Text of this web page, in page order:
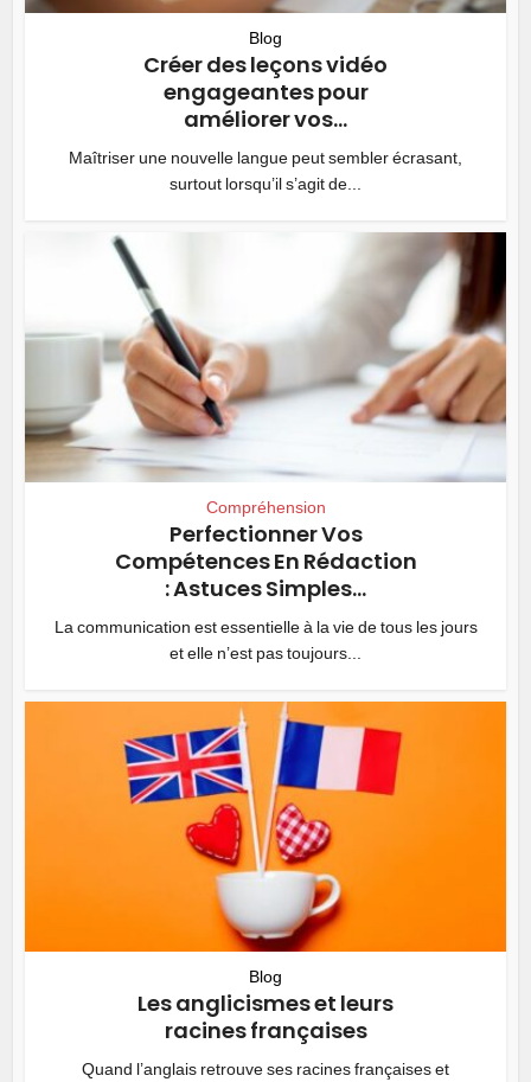
Blog
Créer des leçons vidéo
engageantes pour
améliorer vos...
Maîtriser une nouvelle langue peut sembler écrasant,
surtout lorsqu’il s’agit de...
Compréhension
Perfectionner Vos
Compétences En Rédaction
: Astuces Simples...
La communication est essentielle à la vie de tous les jours
et elle n’est pas toujours...
Blog
Les anglicismes et leurs
racines françaises
Quand l’anglais retrouve ses racines françaises et